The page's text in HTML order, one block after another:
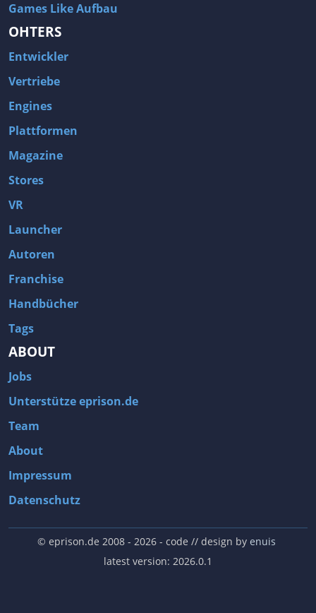
Games Like Aufbau
OHTERS
Entwickler
Vertriebe
Engines
Plattformen
Magazine
Stores
VR
Launcher
Autoren
Franchise
Handbücher
Tags
ABOUT
Jobs
Unterstütze eprison.de
Team
About
Impressum
Datenschutz
© eprison.de 2008 - 2026- code // design by enuis
latest version: 2026.0.1